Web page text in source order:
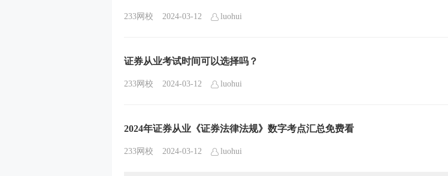
233网校 2024-03-12 luohui
证券从业考试时间可以选择吗？
233网校 2024-03-12 luohui
2024年证券从业《证券法律法规》数字考点汇总免费看
233网校 2024-03-12 luohui